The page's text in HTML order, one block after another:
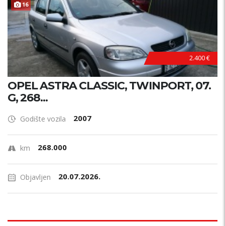
16
2.400 €
OPEL ASTRA CLASSIC, TWINPORT, 07.
G, 268...
Godište vozila 2007
km 268.000
Objavljen 20.07.2026.